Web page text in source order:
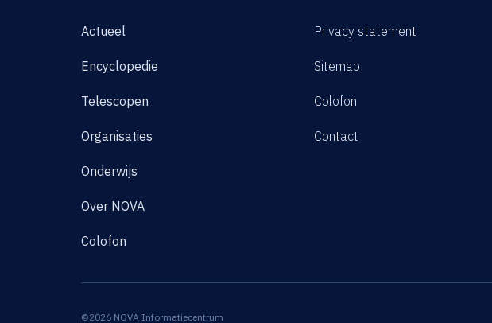
Actueel
Encyclopedie
Telescopen
Organisaties
Onderwijs
Over NOVA
Colofon
Privacy statement
Sitemap
Colofon
Contact
©2026 NOVA Informatiecentrum